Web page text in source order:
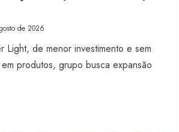
de 2026
Light, de menor investimento e sem
produtos, grupo busca expansão